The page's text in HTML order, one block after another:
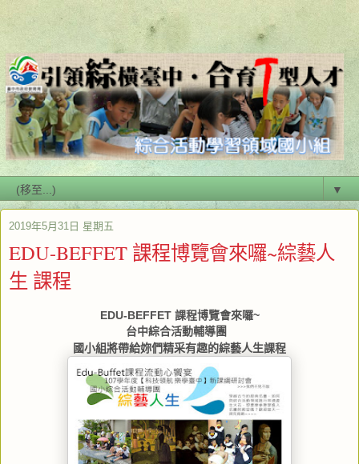
▼
2019年5月31日 星期五
EDU-BEFFET 課程博覽會來囉~綜藝人
生 課程
EDU-BEFFET 課程博覽會來囉~
台中綜合活動輔導團
國小組將帶給妳們精采有趣的綜藝人生課程